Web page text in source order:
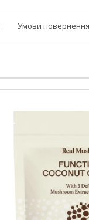
Умови повернення